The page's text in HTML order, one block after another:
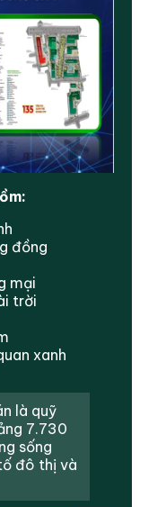
đồng
mại
trời
xanh
là quỹ
7.730
sống
đô thị và